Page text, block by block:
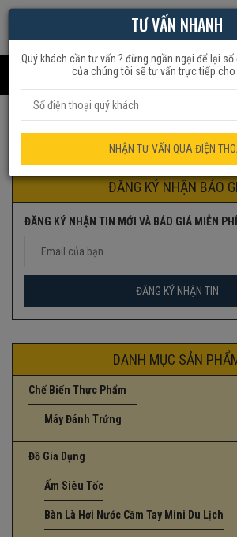
ĐĂNG KÝ NHẬN BÁO
ĐĂNG KÝ NHẬN TIN MỚI VÀ BÁO GIÁ MIỄN
DANH MỤC SẢN
Chế Biến Thực Phẩm
Máy Đánh Trứng
Đồ Gia Dụng
Ấm Siêu Tốc
Bàn Là Hơi Nước Cầm Tay Mini Du Lịch
TƯ VẤN NHANH
Quý khách cần tư vấn ? đừng ngần ngại để lại
của chúng tôi sẽ tư vấn trực tiếp cho
NHẬN TƯ VẤN QUA ĐIỆN